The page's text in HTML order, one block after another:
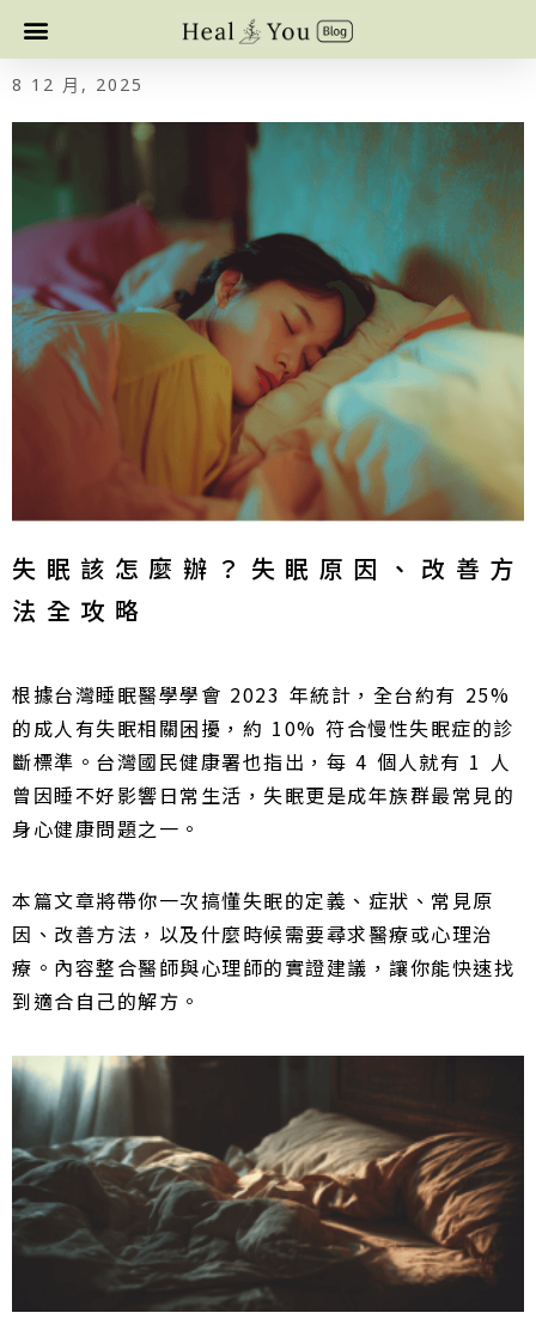
8 12 月, 2025
失眠該怎麼辦？失眠原因、改善方
法全攻略
根據台灣睡眠醫學學會 2023 年統計，全台約有 25%
的成人有失眠相關困擾，約 10% 符合慢性失眠症的診
斷標準。台灣國民健康署也指出，每 4 個人就有 1 人
曾因睡不好影響日常生活，失眠更是成年族群最常見的
身心健康問題之一。
本篇文章將帶你一次搞懂失眠的定義、症狀、常見原
因、改善方法，以及什麼時候需要尋求醫療或心理治
療。內容整合醫師與心理師的實證建議，讓你能快速找
到適合自己的解方。